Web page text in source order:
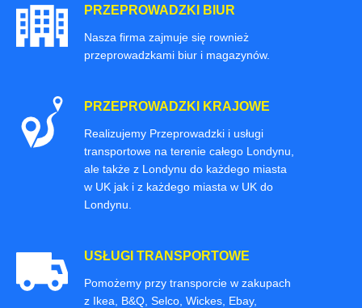
PRZEPROWADZKI BIUR
Nasza firma zajmuje się rownież
przeprowadzkami biur i magazynów.
PRZEPROWADZKI KRAJOWE
Realizujemy Przeprowadzki i usługi
transportowe na terenie całego Londynu,
ale także z Londynu do każdego miasta
w UK jak i z każdego miasta w UK do
Londynu.
USŁUGI TRANSPORTOWE
Pomożemy przy transporcie w zakupach
z Ikea, B&Q, Selco, Wickes, Ebay,